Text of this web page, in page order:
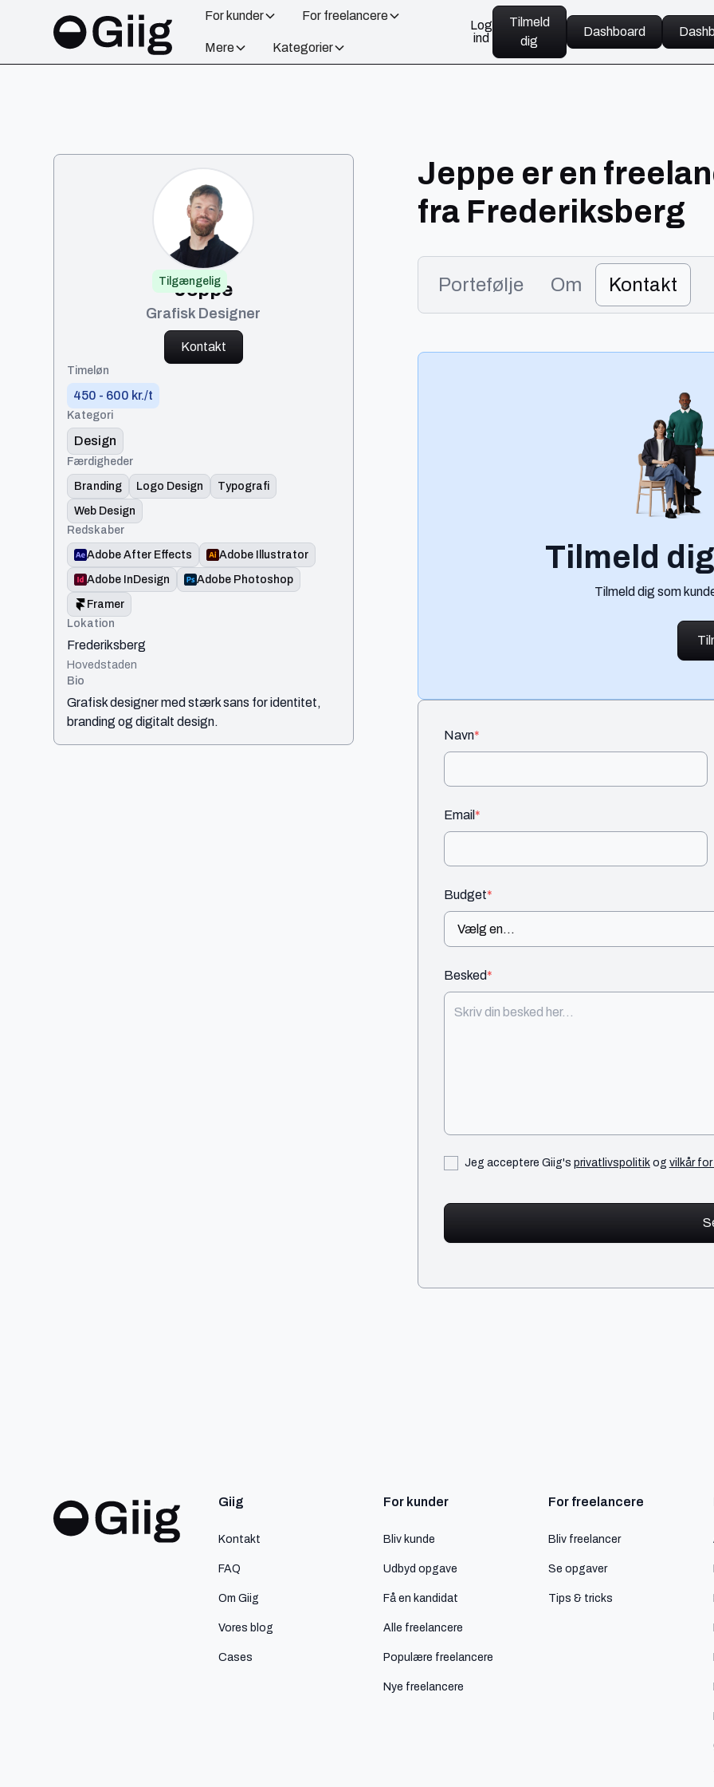
For kunder
For freelancere
Mere
Kategorier
Log
ind
Tilmeld
dig
Dashboard
Tilgængelig
Jeppe
Grafisk Designer
Kontakt
Timeløn
450 - 600 kr./t
Kategori
Design
Færdigheder
Branding
Logo Design
Typografi
Web Design
Redskaber
Adobe After Effects
Adobe Illustrator
Adobe InDesign
Adobe Photoshop
Framer
Lokation
Frederiksberg
Hovedstaden
Bio
Grafisk designer med stærk sans for identitet,
branding og digitalt design.
Jeppe er en
fra Frederiksberg
Portefølje Om Kontakt
Tilmeld
Tilmeld dig som
Navn*
Email*
Budget*
Besked*
Jeg acceptere Giig'sprivatlivspolitikogvilkår
Giig
Kontakt
FAQ
Om Giig
Vores blog
Cases
For kunder
Bliv kunde
Udbyd opgave
Få en kandidat
Alle freelancere
Populære freelancere
Nye freelancere
For freelancere
Bliv freelancer
Se opgaver
Tips & tricks